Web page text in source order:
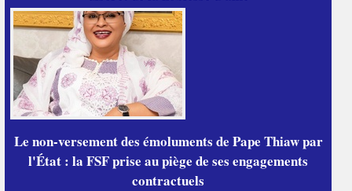
Le non-versement des émoluments de Pape Thiaw par
l'État : la FSF prise au piège de ses engagements
contractuels